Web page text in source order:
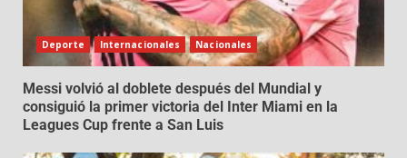
Deporte Internacionales Nacionales
Messi volvió al doblete después del Mundial y
consiguió la primer victoria del Inter Miami en la
Leagues Cup frente a San Luis